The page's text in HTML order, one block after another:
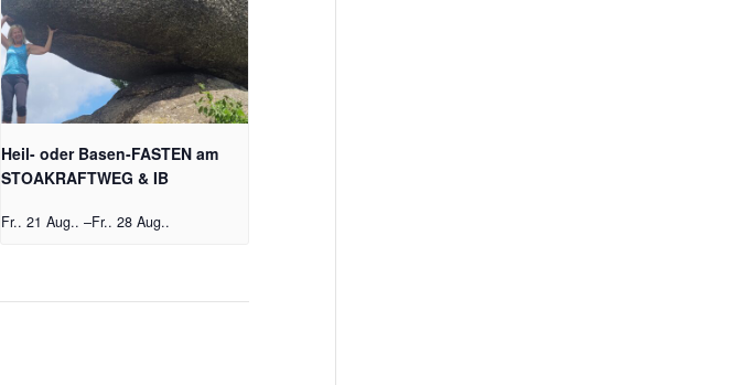
Heil- oder Basen-FASTEN am
STOAKRAFTWEG & IB
Fr.. 21 Aug.. –Fr.. 28 Aug..